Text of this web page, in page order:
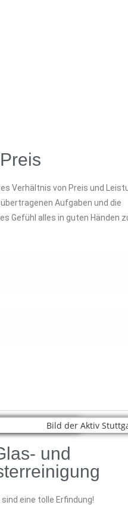
Verhältnis von Preis und
Aufgaben und die
Gefühl alles in guten Händen
und
eine tolle Erfindung!